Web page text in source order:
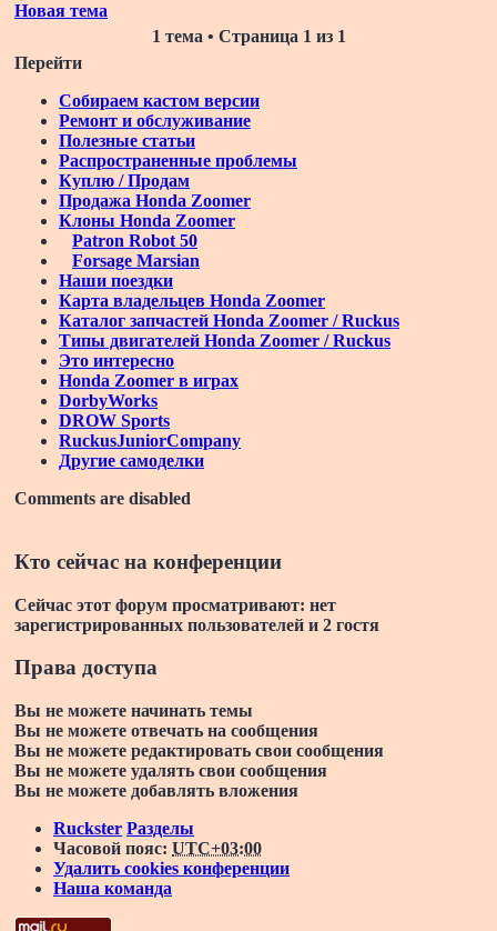
Новая тема
1 тема • Страница 1 из 1
Перейти
Собираем кастом версии
Ремонт и обслуживание
Полезные статьи
Распространенные проблемы
Куплю / Продам
Продажа Honda Zoomer
Клоны Honda Zoomer
Patron Robot 50
Forsage Marsian
Наши поездки
Карта владельцев Honda Zoomer
Каталог запчастей Honda Zoomer / Ruckus
Типы двигателей Honda Zoomer / Ruckus
Это интересно
Honda Zoomer в играх
DorbyWorks
DROW Sports
RuckusJuniorCompany
Другие самоделки
Comments are disabled
Кто сейчас на конференции
Сейчас этот форум просматривают: нет
зарегистрированных пользователей и 2 гостя
Права доступа
Вы не можете начинать темы
Вы не можете отвечать на сообщения
Вы не можете редактировать свои сообщения
Вы не можете удалять свои сообщения
Вы не можете добавлять вложения
Ruckster Разделы
Часовой пояс: UTC+03:00
Удалить cookies конференции
Наша команда